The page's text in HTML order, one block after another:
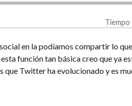
Tiempo
en la podíamos compartir lo
función tan básica creo que ya
que Twitter ha evolucionado y es